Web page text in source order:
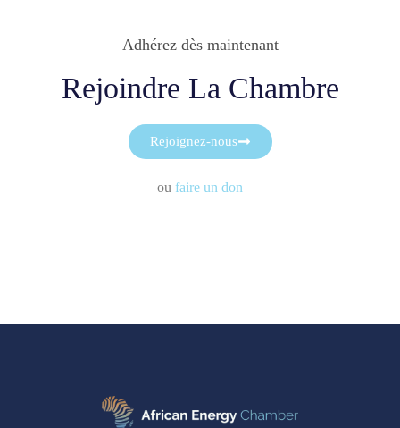
Adhérez dès maintenant
Rejoindre La Chambre
Rejoignez-nous
ou faire un don